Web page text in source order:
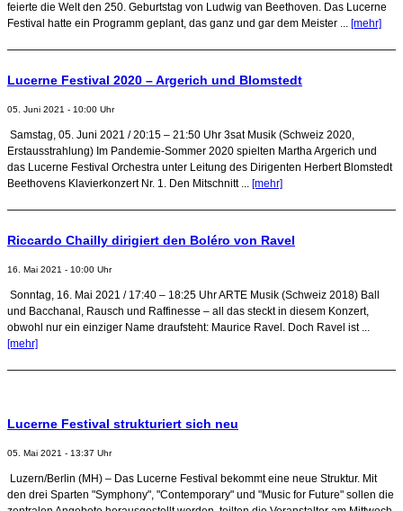
feierte die Welt den 250. Geburtstag von Ludwig van Beethoven. Das Lucerne
Festival hatte ein Programm geplant, das ganz und gar dem Meister ... [mehr]
Lucerne Festival 2020 – Argerich und Blomstedt
05. Juni 2021 - 10:00 Uhr
Samstag, 05. Juni 2021 / 20:15 – 21:50 Uhr 3sat Musik (Schweiz 2020,
Erstausstrahlung) Im Pandemie-Sommer 2020 spielten Martha Argerich und
das Lucerne Festival Orchestra unter Leitung des Dirigenten Herbert Blomstedt
Beethovens Klavierkonzert Nr. 1. Den Mitschnitt ... [mehr]
Riccardo Chailly dirigiert den Boléro von Ravel
16. Mai 2021 - 10:00 Uhr
Sonntag, 16. Mai 2021 / 17:40 – 18:25 Uhr ARTE Musik (Schweiz 2018) Ball
und Bacchanal, Rausch und Raffinesse – all das steckt in diesem Konzert,
obwohl nur ein einziger Name draufsteht: Maurice Ravel. Doch Ravel ist ...
[mehr]
Lucerne Festival strukturiert sich neu
05. Mai 2021 - 13:37 Uhr
Luzern/Berlin (MH) – Das Lucerne Festival bekommt eine neue Struktur. Mit
den drei Sparten "Symphony", "Contemporary" und "Music for Future" sollen die